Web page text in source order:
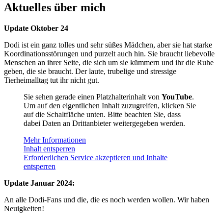
Aktuelles über mich
Update Oktober 24
Dodi ist ein ganz tolles und sehr süßes Mädchen, aber sie hat starke
Koordinationsstörungen und purzelt auch hin. Sie braucht liebevolle
Menschen an ihrer Seite, die sich um sie kümmern und ihr die Ruhe
geben, die sie braucht. Der laute, trubelige und stressige
Tierheimalltag tut ihr nicht gut.
Sie sehen gerade einen Platzhalterinhalt von YouTube.
Um auf den eigentlichen Inhalt zuzugreifen, klicken Sie
auf die Schaltfläche unten. Bitte beachten Sie, dass
dabei Daten an Drittanbieter weitergegeben werden.
Mehr Informationen
Inhalt entsperren
Erforderlichen Service akzeptieren und Inhalte
entsperren
Update Januar 2024:
An alle Dodi-Fans und die, die es noch werden wollen. Wir haben
Neuigkeiten!